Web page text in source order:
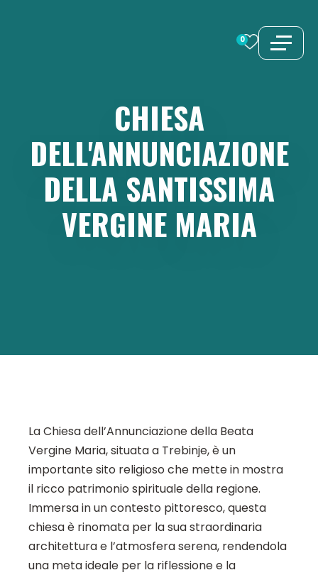
0
CHIESA
DELL'ANNUNCIAZIONE
DELLA SANTISSIMA
VERGINE MARIA
La Chiesa dell’Annunciazione della Beata
Vergine Maria, situata a Trebinje, è un
importante sito religioso che mette in mostra
il ricco patrimonio spirituale della regione.
Immersa in un contesto pittoresco, questa
chiesa è rinomata per la sua straordinaria
architettura e l’atmosfera serena, rendendola
una meta ideale per la riflessione e la